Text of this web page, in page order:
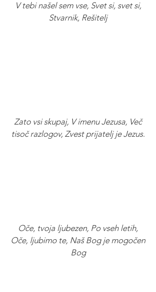
V tebi našel sem vse, Svet si, svet si,
Stvarnik, Rešitelj
Zato vsi skupaj, V imenu Jezusa, Več
tisoč razlogov, Zvest prijatelj je Jezus.
Oče, tvoja ljubezen, Po vseh letih,
Oče, ljubimo te, Naš Bog je mogočen
Bog